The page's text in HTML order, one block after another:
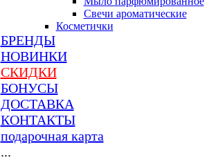
Свечи ароматические
Косметички
БРЕНДЫ
НОВИНКИ
СКИДКИ
БОНУСЫ
ДОСТАВКА
КОНТАКТЫ
подарочная карта
...